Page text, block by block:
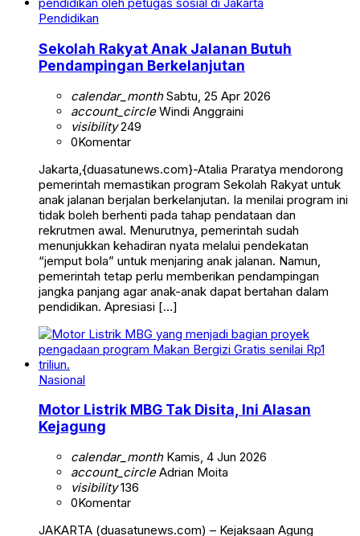
Pendidikan
Sekolah Rakyat Anak Jalanan Butuh
Pendampingan Berkelanjutan
calendar_monthSabtu, 25 Apr 2026
account_circleWindi Anggraini
visibility249
0Komentar
Jakarta,{duasatunews.com}-Atalia Praratya mendorong
pemerintah memastikan program Sekolah Rakyat untuk
anak jalanan berjalan berkelanjutan. Ia menilai program ini
tidak boleh berhenti pada tahap pendataan dan
rekrutmen awal. Menurutnya, pemerintah sudah
menunjukkan kehadiran nyata melalui pendekatan
“jemput bola” untuk menjaring anak jalanan. Namun,
pemerintah tetap perlu memberikan pendampingan
jangka panjang agar anak-anak dapat bertahan dalam
pendidikan. Apresiasi […]
Nasional
Motor Listrik MBG Tak Disita, Ini Alasan
Kejagung
calendar_monthKamis, 4 Jun 2026
account_circleAdrian Moita
visibility136
0Komentar
JAKARTA (duasatunews.com) – Kejaksaan Agung